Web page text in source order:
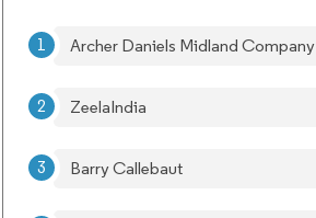
Archer Daniels Midland Company
ZeelaIndia
Barry Callebaut